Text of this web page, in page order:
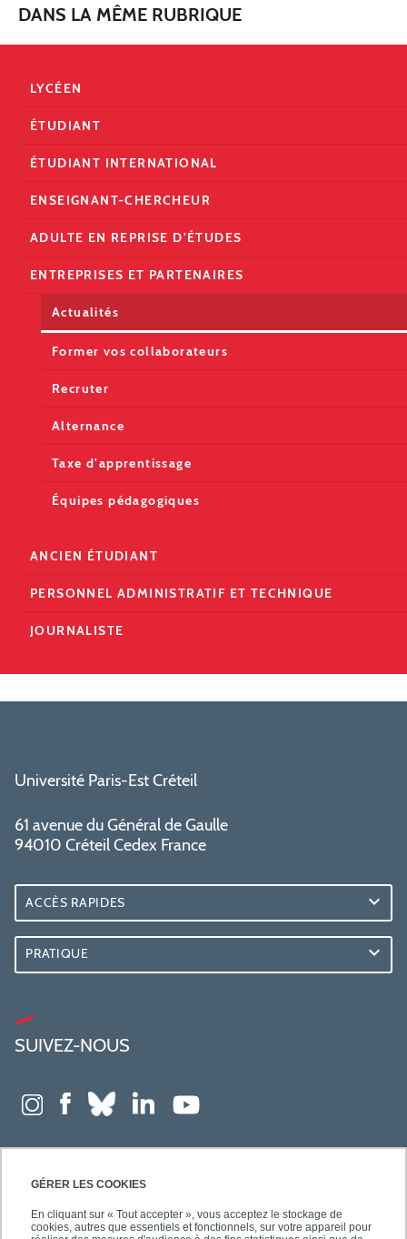
GÉRER LES COOKIES
En cliquant sur « Tout accepter », vous acceptez le stockage de
cookies, autres que essentiels et fonctionnels, sur votre appareil pour
DANS LA MÊME RUBRIQUE
LYCÉEN
ÉTUDIANT
ÉTUDIANT INTERNATIONAL
ENSEIGNANT-CHERCHEUR
ADULTE EN REPRISE D'ÉTUDES
ENTREPRISES ET PARTENAIRES
Actualités
Former vos collaborateurs
Recruter
Alternance
Taxe d'apprentissage
Équipes pédagogiques
ANCIEN ÉTUDIANT
PERSONNEL ADMINISTRATIF ET TECHNIQUE
JOURNALISTE
Université Paris-Est Créteil
61 avenue du Général de Gaulle
94010 Créteil Cedex France
ACCÈS RAPIDES
PRATIQUE
SUIVEZ-NOUS